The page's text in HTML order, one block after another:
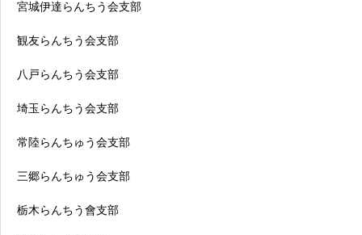
宮城伊達らんちう会支部
観友らんちう会支部
八戸らんちう会支部
埼玉らんちう会支部
常陸らんちゅう会支部
三郷らんちゅう会支部
栃木らんちう會支部